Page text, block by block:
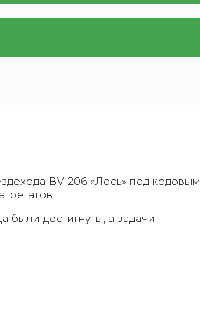
BV-206 «Лось» под кодовым
достигнуты, а задачи